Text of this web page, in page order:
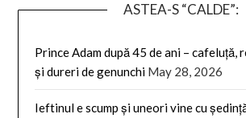
ASTEA-S “CALDE”:
Prince Adam după 45 de ani – cafeluță,
și dureri de genunchi May 28, 2026
Ieftinul e scump și uneori vine cu